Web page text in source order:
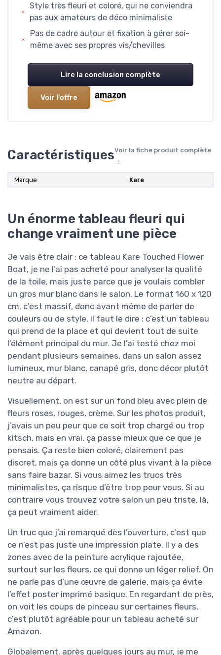
Style très fleuri et coloré, qui ne conviendra
pas aux amateurs de déco minimaliste
Pas de cadre autour et fixation à gérer soi-
même avec ses propres vis/chevilles
Lire la conclusion complète
Voir l'offre
CaractéristiquesVoir la fiche produit complète
→
Marque Kare
Un énorme tableau fleuri qui
change vraiment une pièce
Je vais être clair : ce tableau Kare Touched Flower
Boat, je ne l’ai pas acheté pour analyser la qualité
de la toile, mais juste parce que je voulais combler
un gros mur blanc dans le salon. Le format 160 x 120
cm, c’est massif, donc avant même de parler de
couleurs ou de style, il faut le dire : c’est un tableau
qui prend de la place et qui devient tout de suite
l’élément principal du mur. Je l’ai testé chez moi
pendant plusieurs semaines, dans un salon assez
lumineux, mur blanc, canapé gris, donc décor plutôt
neutre au départ.
Visuellement, on est sur un fond bleu avec plein de
fleurs roses, rouges, crème. Sur les photos produit,
j’avais un peu peur que ce soit trop chargé ou trop
kitsch, mais en vrai, ça passe mieux que ce que je
pensais. Ça reste bien coloré, clairement pas
discret, mais ça donne un côté plus vivant à la pièce
sans faire bazar. Si vous aimez les trucs très
minimalistes, ça risque d’être trop pour vous. Si au
contraire vous trouvez votre salon un peu triste, là,
ça peut vraiment aider.
Un truc que j’ai remarqué dès l’ouverture, c’est que
ce n’est pas juste une impression plate. Il y a des
zones avec de la peinture acrylique rajoutée,
surtout sur les fleurs, ce qui donne un léger relief. On
ne parle pas d’une œuvre de galerie, mais ça évite
l’effet poster imprimé basique. En regardant de près,
on voit les coups de pinceau sur certaines fleurs,
c’est plutôt agréable pour un tableau acheté sur
Amazon.
Globalement, après quelques jours au mur, je me